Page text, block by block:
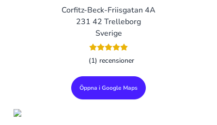
Corfitz-Beck-Friisgatan 4A
231 42 Trelleborg
Sverige
(1) recensioner
Öppna i Google Maps